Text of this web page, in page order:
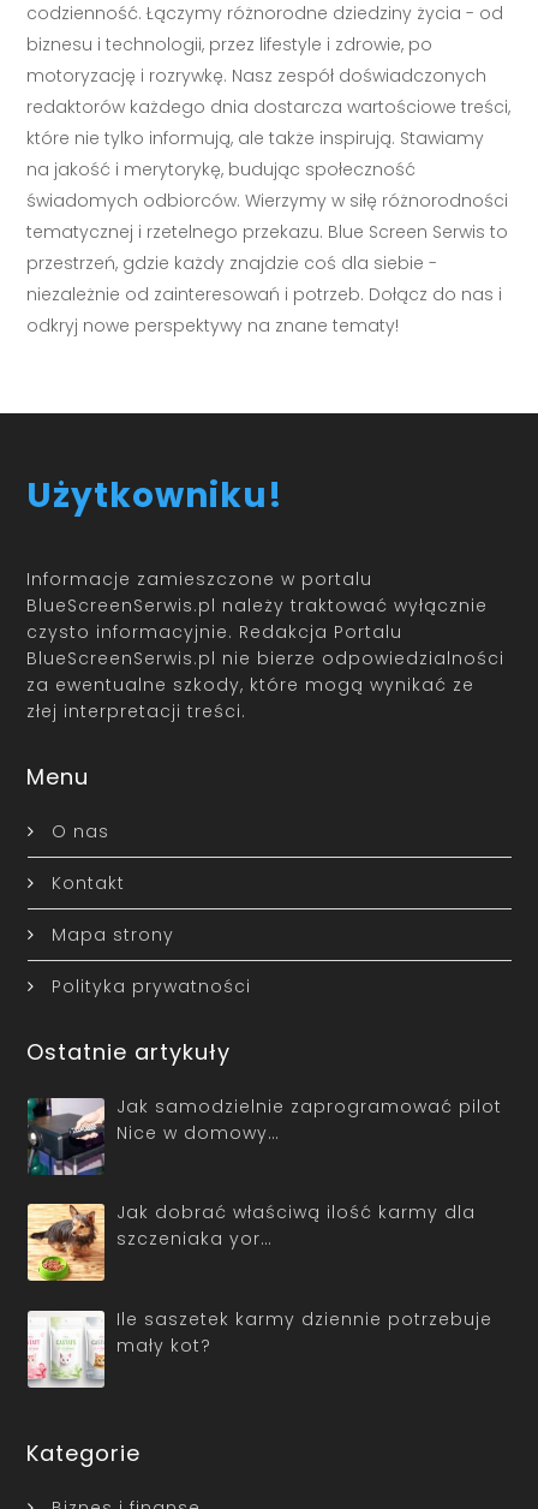
codzienność. Łączymy różnorodne dziedziny życia - od
biznesu i technologii, przez lifestyle i zdrowie, po
motoryzację i rozrywkę. Nasz zespół doświadczonych
redaktorów każdego dnia dostarcza wartościowe treści,
które nie tylko informują, ale także inspirują. Stawiamy
na jakość i merytorykę, budując społeczność
świadomych odbiorców. Wierzymy w siłę różnorodności
tematycznej i rzetelnego przekazu. Blue Screen Serwis to
przestrzeń, gdzie każdy znajdzie coś dla siebie -
niezależnie od zainteresowań i potrzeb. Dołącz do nas i
odkryj nowe perspektywy na znane tematy!
Użytkowniku!
Informacje zamieszczone w portalu
BlueScreenSerwis.pl należy traktować wyłącznie
czysto informacyjnie. Redakcja Portalu
BlueScreenSerwis.pl nie bierze odpowiedzialności
za ewentualne szkody, które mogą wynikać ze
złej interpretacji treści.
Menu
O nas
Kontakt
Mapa strony
Polityka prywatności
Ostatnie artykuły
Jak samodzielnie zaprogramować pilot
Nice w domowy…
Jak dobrać właściwą ilość karmy dla
szczeniaka yor…
Ile saszetek karmy dziennie potrzebuje
mały kot?
Kategorie